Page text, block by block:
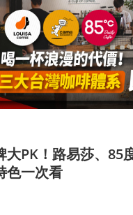
大PK！路易莎、85
色一次看